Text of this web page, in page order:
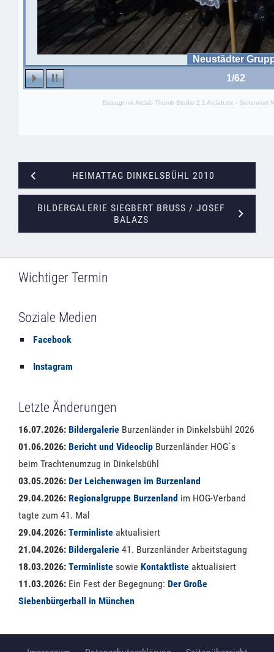
HEIMATTAG DINKELSBÜHL 2010
BILDERGALERIE SIEGBERT BRUSS / JOSEF
BALAZS
Wichtiger Termin
Soziale Medien
Facebook
Instagram
Letzte Änderungen
16.07.2026: Bildergalerie Burzenländer in Dinkelsbühl 2026
01.06.2026: Bericht und Videoclip Burzenländer HOG`s
beim Trachtenumzug in Dinkelsbühl
03.05.2026: Der Leichenwagen im Burzenland
29.04.2026: Regionalgruppe Burzenland im HOG-Verband
tagte zum 41. Mal
29.04.2026: Terminliste aktualisiert
21.04.2026: Bildergalerie 41. Burzenländer Arbeitstagung
18.03.2026: Terminliste sowie Kontaktliste aktualisiert
11.03.2026: Ein Fest der Begegnung: Der Große
Siebenbürgerball in München